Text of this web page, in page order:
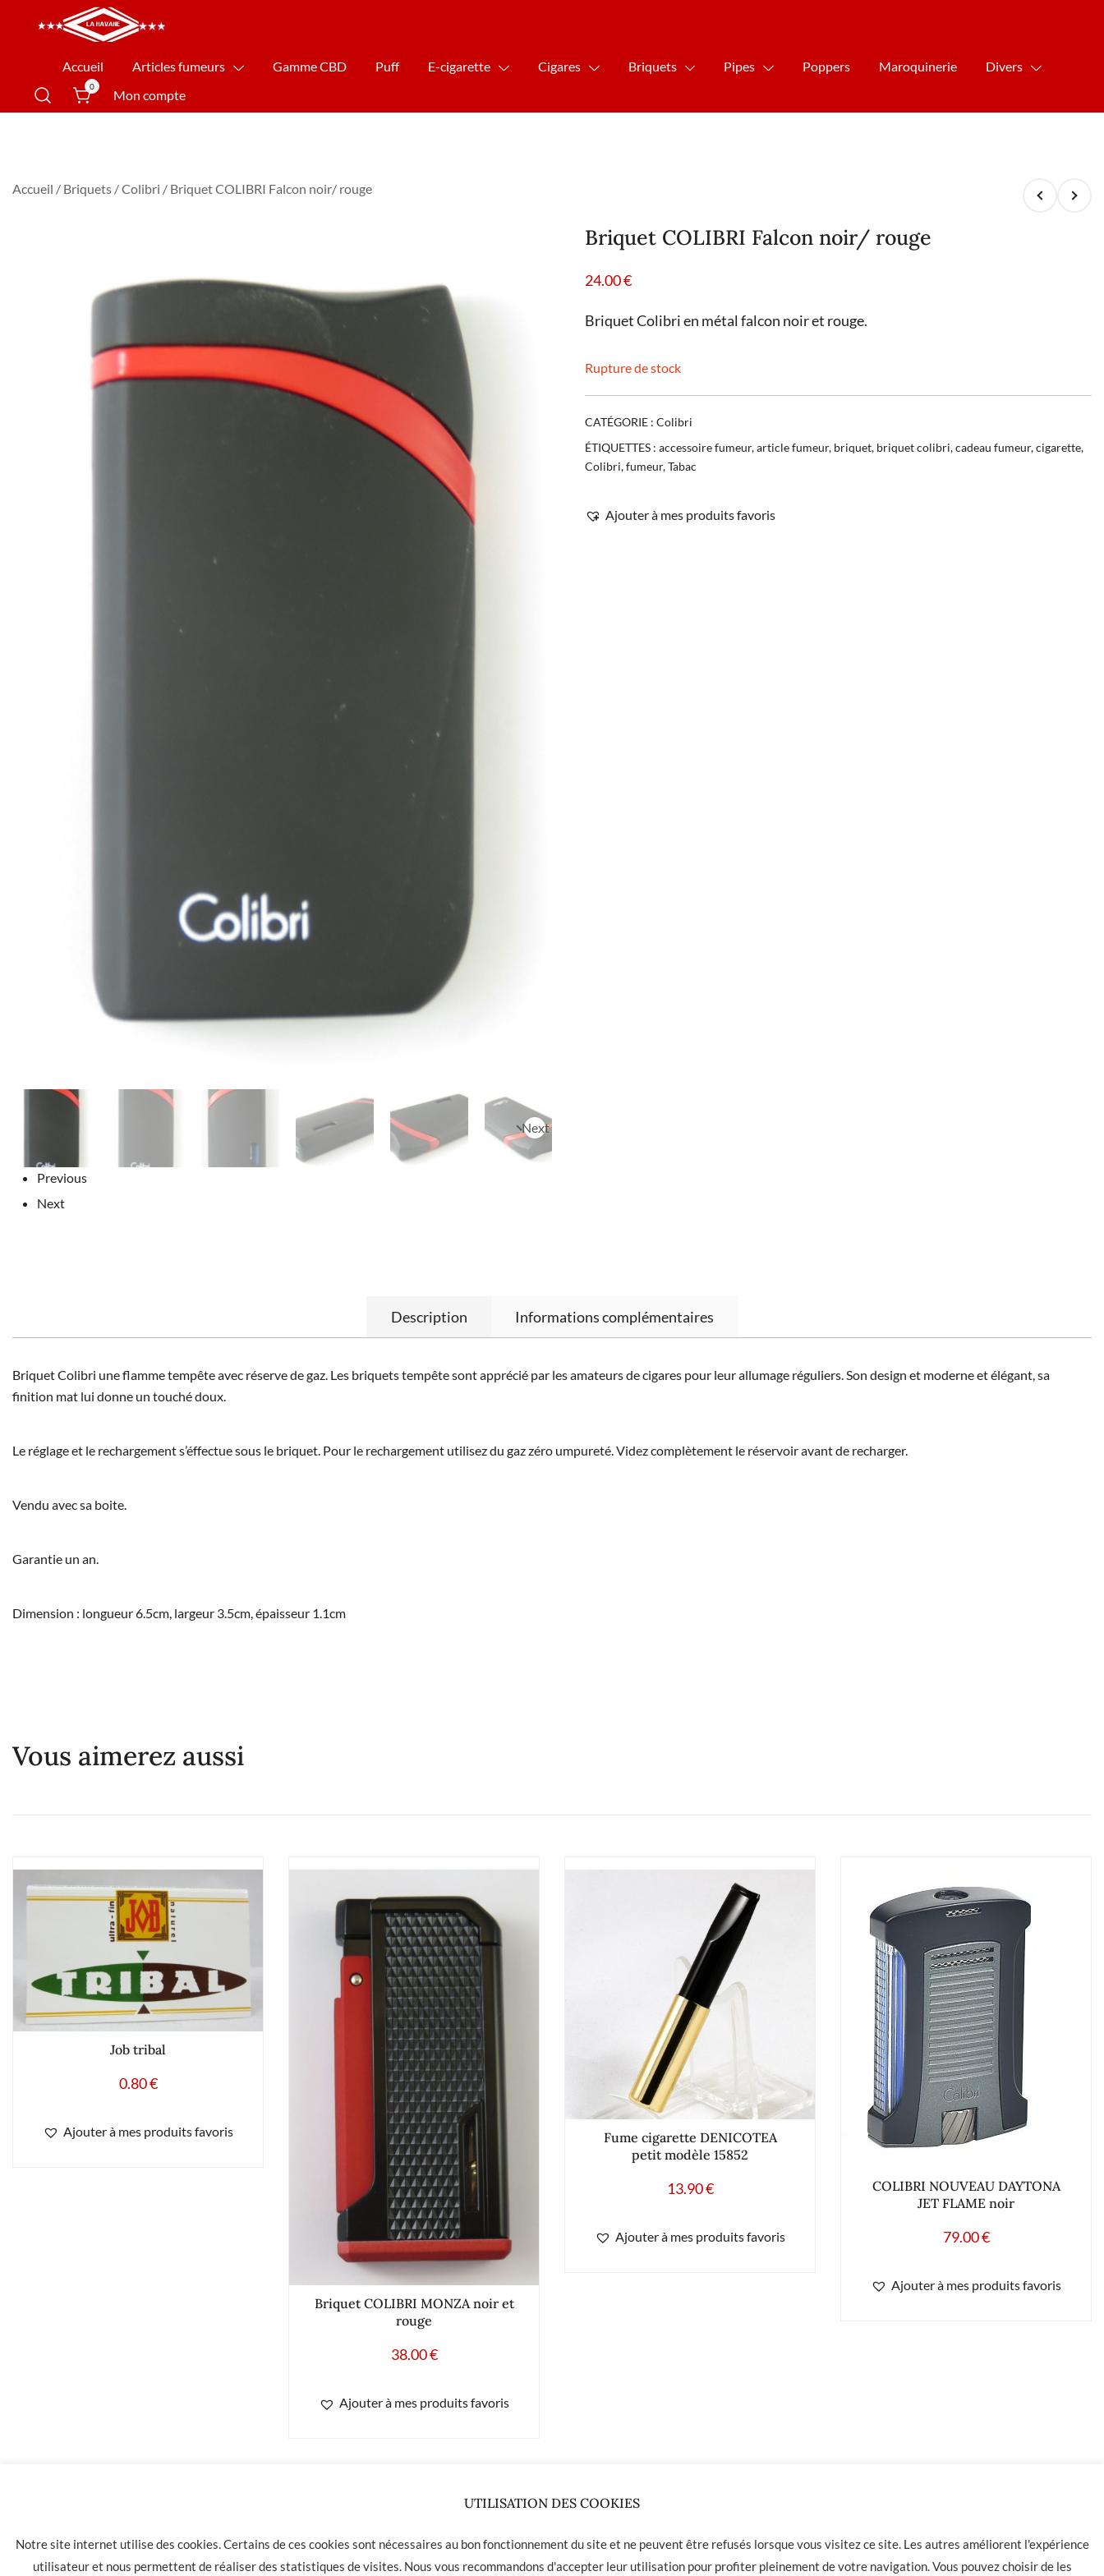
La Havane Nîmes
Accueil Articles fumeurs Gamme CBD Puff E-cigarette Cigares Briquets Pipes Poppers Maroquinerie Divers
0
Mon compte
Accueil / Briquets /Colibri / Briquet COLIBRI Falcon noir/ rouge
Next
Previous
Next
Briquet COLIBRI Falcon noir/ rouge
24.00€
Briquet Colibri en métal falcon noir et rouge.
Rupture de stock
CATÉGORIE : Colibri
ÉTIQUETTES : accessoire fumeur,article fumeur, briquet, briquet colibri,cadeau fumeur,cigarette,
Colibri,fumeur,Tabac
Ajouter à mes produits favoris
Description Informations complémentaires
Briquet Colibri une flamme tempête avec réserve de gaz. Les briquets tempête sont apprécié par les amateurs de cigares pour leur allumage réguliers. Son design et moderne et élégant, sa
finition mat lui donne un touché doux.
Le réglage et le rechargement s’éffectue sous le briquet. Pour le rechargement utilisez du gaz zéro umpureté. Videz complètement le réservoir avant de recharger.
Vendu avec sa boite.
Garantie un an.
Dimension : longueur 6.5cm, largeur 3.5cm, épaisseur 1.1cm
Vous aimerez aussi
Job tribal
0.80€
Ajouter à mes produits favoris
Briquet COLIBRI MONZA noir et
rouge
38.00€
Ajouter à mes produits favoris
Fume cigarette DENICOTEA
petit modèle 15852
13.90€
Ajouter à mes produits favoris
COLIBRI NOUVEAU DAYTONA
JET FLAME noir
79.00€
Ajouter à mes produits favoris
UTILISATION DES COOKIES
Notre site internet utilise des cookies. Certains de ces cookies sont nécessaires au bon fonctionnement du site et ne peuvent être refusés lorsque vous visitez ce site. Les autres améliorent l'expérience
utilisateur et nous permettent de réaliser des statistiques de visites. Nous vous recommandons d'accepter leur utilisation pour profiter pleinement de votre navigation. Vous pouvez choisir de les